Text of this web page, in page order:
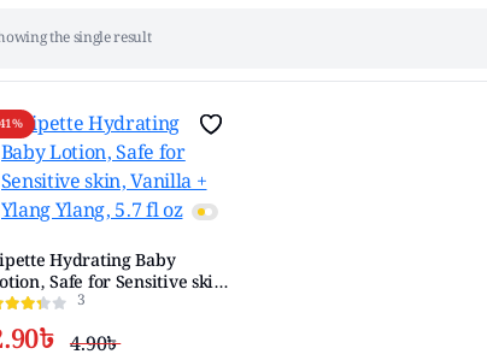
the single result
41%
Hydrating Baby
Safe for Sensitive skin,
+ Ylang Ylang, 5.7 fl oz
3
4.90৳
৳